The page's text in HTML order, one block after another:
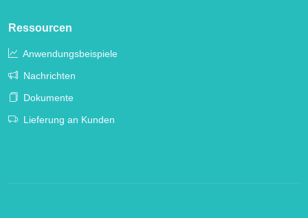
Ressourcen
Anwendungsbeispiele
Nachrichten
Dokumente
Lieferung an Kunden